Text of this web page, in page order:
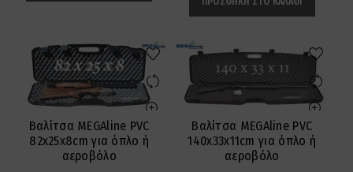
Βαλίτσα MEGAline PVC
82x25x8cm για όπλο ή
αεροβόλο
Βαλίτσα MEGAline PVC
140x33x11cm για όπλο ή
αεροβόλο